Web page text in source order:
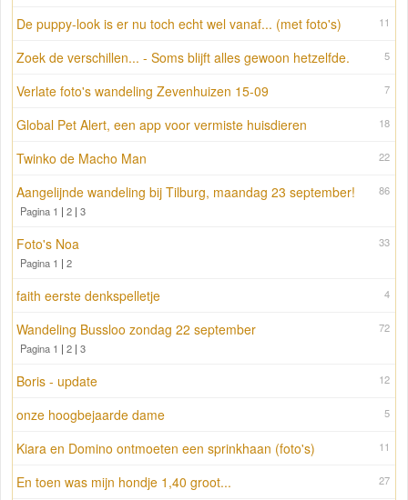
11
De puppy-look is er nu toch echt wel vanaf... (met foto's)
5
Zoek de verschillen... - Soms blijft alles gewoon hetzelfde.
7
Verlate foto's wandeling Zevenhuizen 15-09
18
Global Pet Alert, een app voor vermiste huisdieren
22
Twinko de Macho Man
86
Aangelijnde wandeling bij Tilburg, maandag 23 september!
Pagina 1 | 2 | 3
33
Foto's Noa
Pagina 1 | 2
4
faith eerste denkspelletje
72
Wandeling Bussloo zondag 22 september
Pagina 1 | 2 | 3
12
Boris - update
5
onze hoogbejaarde dame
11
Kiara en Domino ontmoeten een sprinkhaan (foto's)
27
En toen was mijn hondje 1,40 groot...